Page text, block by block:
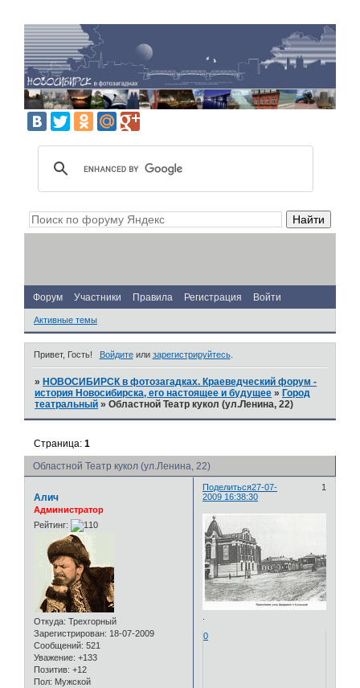
Форум Участники Правила Регистрация Войти
Активные темы
Привет, Гость! Войдитеили зарегистрируйтесь.
» НОВОСИБИРСК в фотозагадках. Краеведческий форум -
история Новосибирска, его настоящее и будущее » Город
театральный »Областной Театр кукол (ул.Ленина, 22)
Областной Театр кукол (ул.Ленина, 22)
Страница:1
Поделиться 1
27-07-
2009 16:38:30
Алич
Администратор
Рейтинг:
Откуда: Трехгорный
Зарегистрирован: 18-07-2009
Сообщений: 521
Уважение: +133
Позитив: +12
Пол: Мужской
0